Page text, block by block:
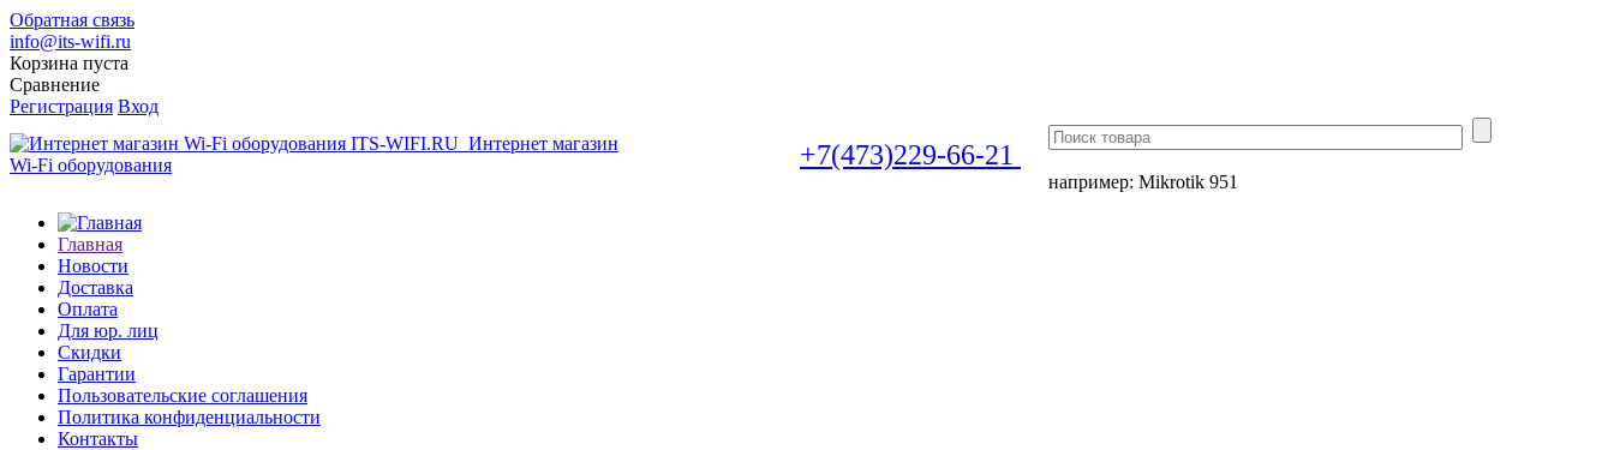
Обратная связь
info@its-wifi.ru
Корзина пуста
Сравнение
Регистрация Вход
Интернет магазин
Wi-Fi оборудования
+7(473)229-66-21
например: Mikrotik 951
Главная
Новости
Доставка
Оплата
Для юр. лиц
Скидки
Гарантии
Пользовательские соглашения
Политика конфиденциальности
Контакты